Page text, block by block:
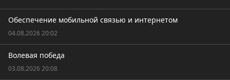
Обеспечение мобильной связью и интернетом
04.08.2026 20:02
Волевая победа
03.08.2026 20:08